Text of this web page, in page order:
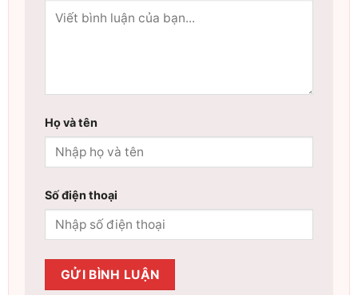
Họ và tên
Số điện thoại